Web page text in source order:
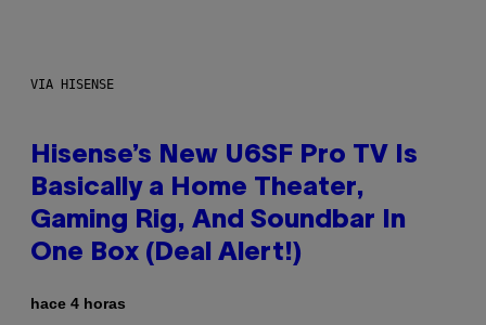
VIA HISENSE
Hisense’s New U6SF Pro TV Is
Basically a Home Theater,
Gaming Rig, And Soundbar In
One Box (Deal Alert!)
hace 4 horas